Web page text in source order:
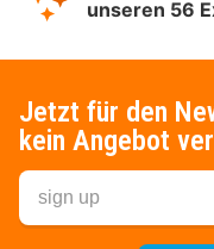
unseren 56
Jetzt für den
kein Angebot